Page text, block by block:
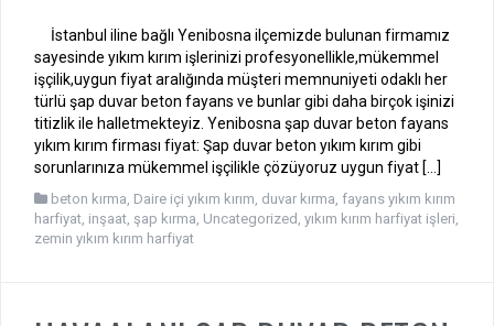
İstanbul iline bağlı Yenibosna ilçemizde bulunan firmamız
sayesinde yıkım kırım işlerinizi profesyonellikle,mükemmel
işçilik,uygun fiyat aralığında müşteri memnuniyeti odaklı her
türlü şap duvar beton fayans ve bunlar gibi daha birçok işinizi
titizlik ile halletmekteyiz. Yenibosna şap duvar beton fayans
yıkım kırım firması fiyat: Şap duvar beton yıkım kırım gibi
sorunlarınıza mükemmel işçilikle çözüyoruz uygun fiyat […]
beton kırma Daire içi yıkım kırım duvar kırma fayans yıkım kırım
harfiyat inşaat şap kırma Uncategorized yıkım kırım harfiyat işleri
zemin yıkım kırım harfiyat